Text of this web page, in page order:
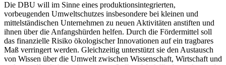
Die DBU will im Sinne eines produktionsintegrierten,
vorbeugenden Umweltschutzes insbesondere bei kleinen und
mittelständischen Unternehmen zu neuen Aktivitäten anstiften und
ihnen über die Anfangshürden helfen. Durch die Fördermittel soll
das finanzielle Risiko ökologischer Innovationen auf ein tragbares
Maß verringert werden. Gleichzeitig unterstützt sie den Austausch
von Wissen über die Umwelt zwischen Wissenschaft, Wirtschaft und